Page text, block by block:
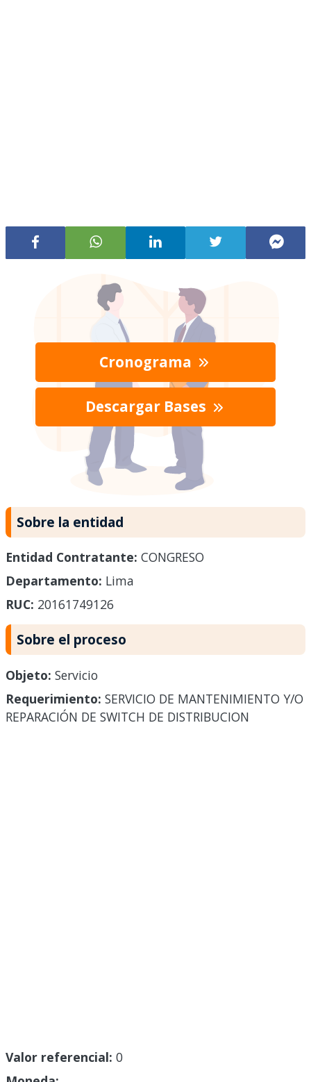
Cronograma
Descargar Bases
Sobre la entidad
Entidad Contratante: CONGRESO
Departamento: Lima
RUC: 20161749126
Sobre el proceso
Objeto: Servicio
Requerimiento: SERVICIO DE MANTENIMIENTO Y/O
REPARACIÓN DE SWITCH DE DISTRIBUCION
Valor referencial: 0